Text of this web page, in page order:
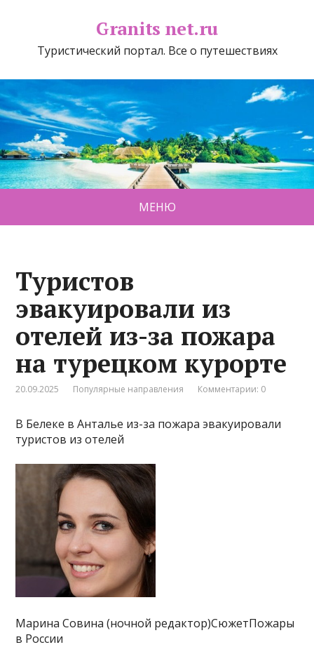
Granits net.ru
Туристический портал. Все о путешествиях
МЕНЮ
Туристов
эвакуировали из
отелей из-за пожара
на турецком курорте
20.09.2025 Популярные направления Комментарии: 0
В Белеке в Анталье из-за пожара эвакуировали
туристов из отелей
Марина Совина (ночной редактор)СюжетПожары
в России